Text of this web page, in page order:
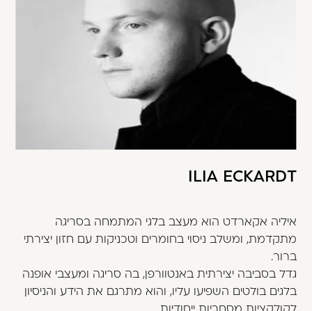
ILIA ECKARDT
איליה אקארדט הוא מעצב בלגי המתמחה בסריגה
מתקדמת, ומשלב ניסוי בחומרים וטכניקות עם חזון יצירתי
ברור.
גדל בסביבה יצירתית באנטוורפן, בה סריגה ומעצבי אופנה
בלגים בולטים השפיעו עליו, והוא מתרגם את הידע והניסיון